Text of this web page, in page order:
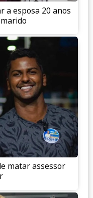
a esposa 20 anos
matar assessor